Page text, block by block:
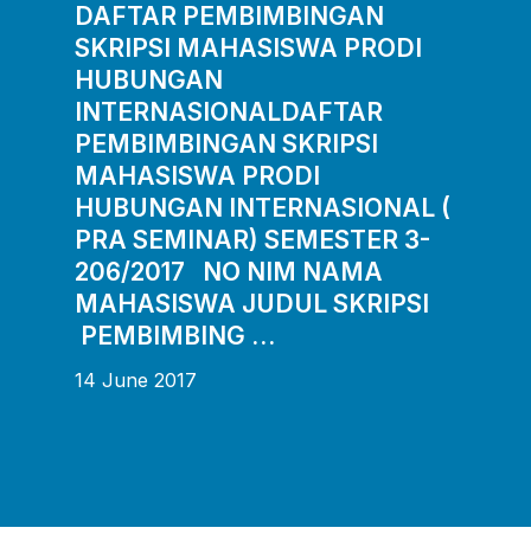
DAFTAR PEMBIMBINGAN
SKRIPSI MAHASISWA PRODI
HUBUNGAN
INTERNASIONALDAFTAR
PEMBIMBINGAN SKRIPSI
MAHASISWA PRODI
HUBUNGAN INTERNASIONAL (
PRA SEMINAR) SEMESTER 3-
206/2017 NO NIM NAMA
MAHASISWA JUDUL SKRIPSI
PEMBIMBING …
14 June 2017